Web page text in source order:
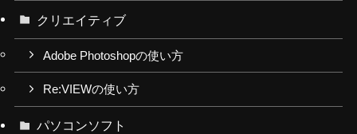
クリエイティブ
Adobe Photoshopの使い方
Re:VIEWの使い方
パソコンソフト